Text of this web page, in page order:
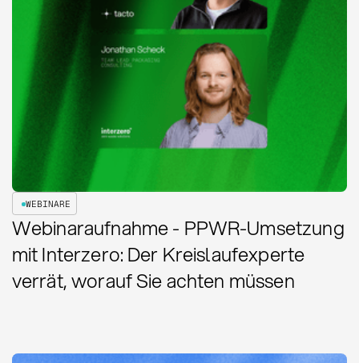
WEBINARE
Webinaraufnahme - PPWR-Umsetzung
mit Interzero: Der Kreislaufexperte
verrät, worauf Sie achten müssen